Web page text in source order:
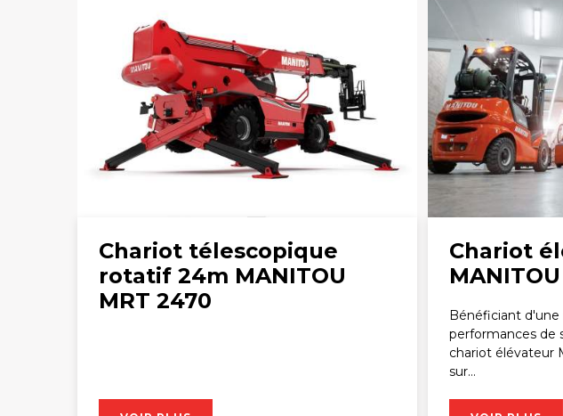
Chariot télescopique
rotatif 24m MANITOU
MRT 2470
Chariot
Bénéficiant
performances de
chariot élévateur
sur…